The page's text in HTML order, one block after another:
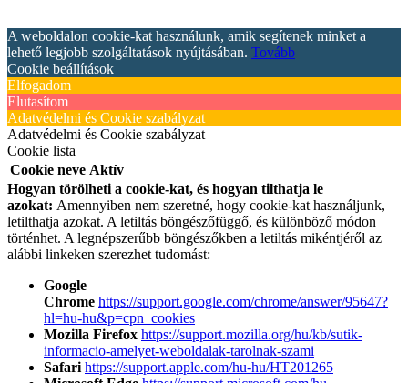
A weboldalon cookie-kat használunk, amik segítenek minket a
lehető legjobb szolgáltatások nyújtásában. Tovább
Cookie beállítások
Elfogadom
Elutasítom
Adatvédelmi és Cookie szabályzat
Adatvédelmi és Cookie szabályzat
Cookie lista
Cookie neve Aktív
Hogyan törölheti a cookie-kat, és hogyan tilthatja le
azokat: Amennyiben nem szeretné, hogy cookie-kat használjunk,
letilthatja azokat. A letiltás böngészőfüggő, és különböző módon
történhet. A legnépszerűbb böngészőkben a letiltás mikéntjéről az
alábbi linkeken szerezhet tudomást:
Google
Chrome https://support.google.com/chrome/answer/95647?
hl=hu-hu&p=cpn_cookies
Mozilla Firefox https://support.mozilla.org/hu/kb/sutik-
informacio-amelyet-weboldalak-tarolnak-szami
Safari https://support.apple.com/hu-hu/HT201265